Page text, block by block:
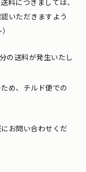
料につきましては、
いただきますよう
の送料が発生いたし
め、チルド便での
お問い合わせくだ